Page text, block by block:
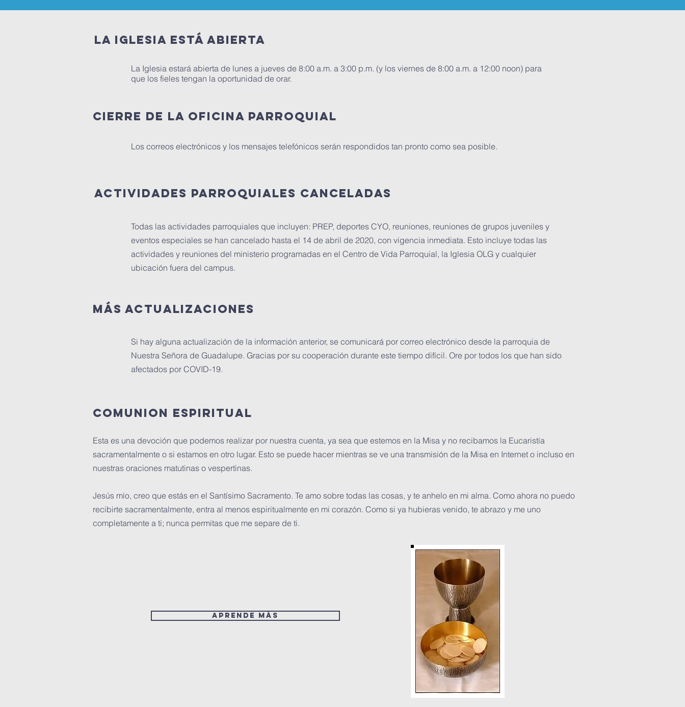
LA IGLESIA ESTÁ ABIERTA
La Iglesia estará abierta de lunes a jueves de 8:00 a.m. a 3:00 p.m. (y los viernes de 8:00 a.m. a 12:00 noon) para
que los fieles tengan la oportunidad de orar.
Cierre de la Oficina Parroquial
Los correos electrónicos y los mensajes telefónicos serán respondidos tan pronto como sea posible.
Actividades parroquiales canceladas
Todas las actividades parroquiales que incluyen: PREP, deportes CYO, reuniones, reuniones de grupos juveniles y
eventos especiales se han cancelado hasta el 14 de abril de 2020, con vigencia inmediata. Esto incluye todas las
actividades y reuniones del ministerio programadas en el Centro de Vida Parroquial, la Iglesia OLG y cualquier
ubicación fuera del campus.
MÁS ACTUALIZACIONES
Si hay alguna actualización de la información anterior, se comunicará por correo electrónico desde la parroquia de
Nuestra Señora de Guadalupe. Gracias por su cooperación durante este tiempo difícil. Ore por todos los que han sido
afectados por COVID-19.
Comunion espiritual
Esta es una devoción que podemos realizar por nuestra cuenta, ya sea que estemos en la Misa y no recibamos la Eucaristía
sacramentalmente o si estamos en otro lugar. Esto se puede hacer mientras se ve una transmisión de la Misa en Internet o incluso en
nuestras oraciones matutinas o vespertinas.
Jesús mío, creo que estás en el Santísimo Sacramento. Te amo sobre todas las cosas, y te anhelo en mi alma. Como ahora no puedo
recibirte sacramentalmente, entra al menos espiritualmente en mi corazón. Como si ya hubieras venido, te abrazo y me uno
completamente a ti; nunca permitas que me separe de ti.
Aprende más